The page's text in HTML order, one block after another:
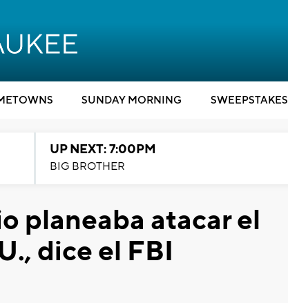
SUNDAY MORNING SWEEPSTAKES
UP NEXT: 7:00PM
BIG BROTHER
planeaba atacar el
dice el FBI